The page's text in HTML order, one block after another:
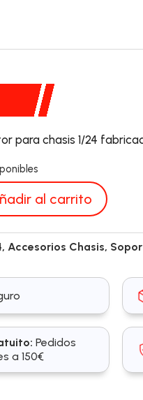
para chasis 1/24
al carrito
,Accesorios Chasis,
Pedidos
a 150€